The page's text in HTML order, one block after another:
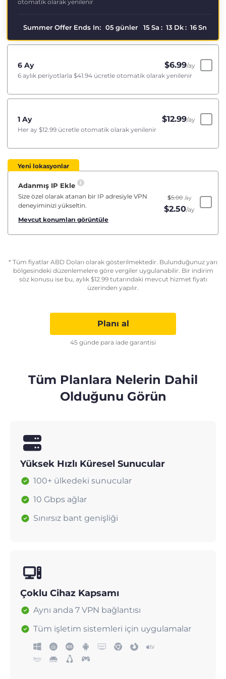
otomatik olarak yenilenir
Summer Offer Ends In: 05günler 15Sa : 13 Dk: 16Sn
6 Ay $6.99/ay
6 aylık periyotlarla $41.94 ücretle otomatik olarak yenilenir
1 Ay $12.99/ay
Her ay $12.99 ücretle otomatik olarak yenilenir
Yeni lokasyonlar
Adanmış IP Ekle
Size özel olarak atanan bir IP adresiyle VPN
deneyiminizi yükseltin.
Mevcut konumları görüntüle
$5.00 /ay
$2.50/ay
* Tüm fiyatlar ABD Doları olarak gösterilmektedir. Bulunduğunuz yarı
bölgesindeki düzenlemelere göre vergiler uygulanabilir. Bir indirim
söz konusu ise bu, aylık $12.99tutarındaki mevcut hizmet fiyatı
üzerinden yapılır.
Planı al
45 günde para iade garantisi
Tüm Planlara Nelerin Dahil
Olduğunu Görün
Yüksek Hızlı Küresel Sunucular
100+ ülkedeki sunucular
10 Gbps ağlar
Sınırsız bant genişliği
Çoklu Cihaz Kapsamı
Aynı anda 7 VPN bağlantısı
Tüm işletim sistemleri için uygulamalar